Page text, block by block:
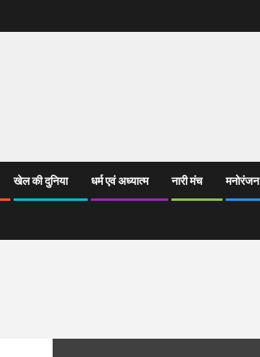
खेल की दुनिया धर्म एवं अध्यात्म नारी मंच मनोरंजन